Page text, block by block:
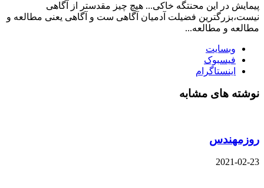
پیمایش در این محنتگه خاکی... هیچ چیز مقدستر از آگاهی
نیست،بزرگترین فضیلت آدمیان آگاهی ست و آگاهی یعنی مطالعه و
مطالعه و مطالعه...
وبسایت
فیسبوک
اینستاگرام
نوشته های مشابه
روزمهندس
2021-02-23